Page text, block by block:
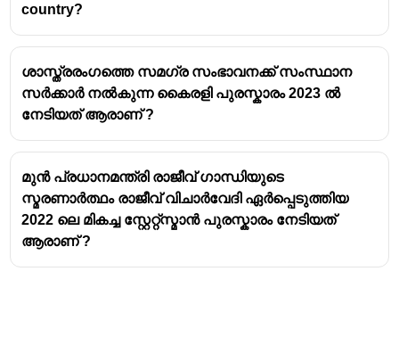
country?
ശാസ്ത്രരംഗത്തെ സമഗ്ര സംഭാവനക്ക് സംസ്ഥാന
സർക്കാർ നൽകുന്ന കൈരളി പുരസ്കാരം 2023 ൽ
നേടിയത് ആരാണ് ?
മുൻ പ്രധാനമന്ത്രി രാജീവ് ഗാന്ധിയുടെ
സ്മരണാർത്ഥം രാജീവ് വിചാർവേദി ഏർപ്പെടുത്തിയ
2022 ലെ മികച്ച സ്റ്റേറ്റ്സ്മാൻ പുരസ്കാരം നേടിയത്
ആരാണ് ?